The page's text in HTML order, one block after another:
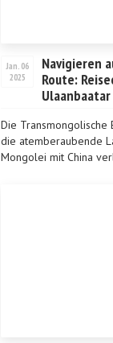
Jan. 06
2025
Navigieren
Route:
Die Transmongolische
die atemberaubende
Mongolei mit China